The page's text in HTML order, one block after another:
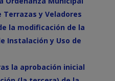
Terrazas y Veladores
la modificación de la
Instalación y Uso de
la aprobación inicial